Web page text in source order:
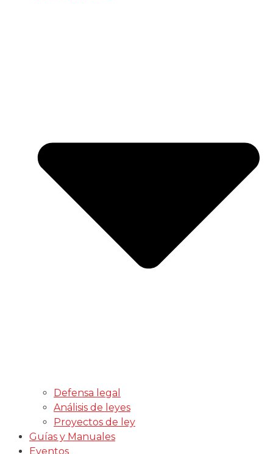
Defensa legal
Análisis de leyes
Proyectos de ley
Guías y Manuales
Eventos